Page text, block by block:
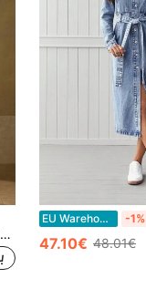
MOTF PREMIUM Denim jurk met knopen en schuine zakken
EU Warehouse -1%
47.10€ 48.01€